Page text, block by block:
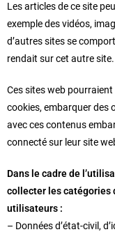
Les articles de ce site
exemple des vidéos,
d’autres sites se
rendait sur cet autre site.
Ces sites web
cookies, embarquer des
avec ces contenus
connecté sur leur site
Dans le cadre de
collecter les catégories
utilisateurs :
– Données d’état-civil,